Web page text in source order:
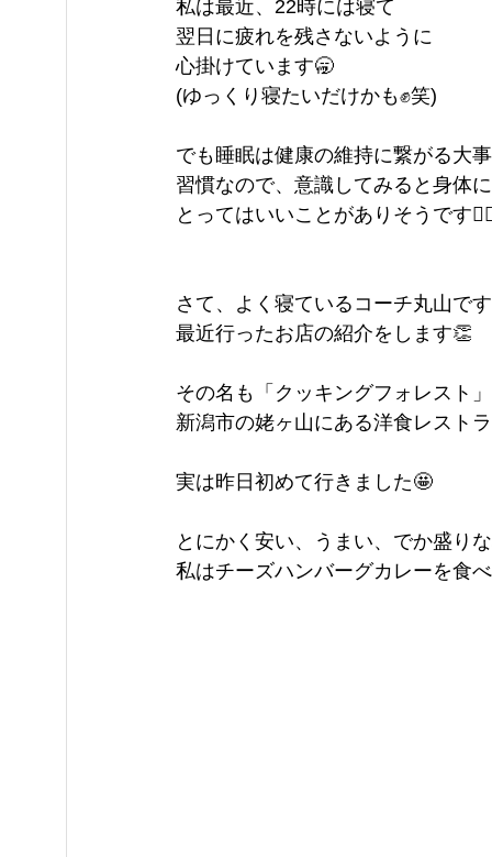
私は最近、22時には寝て
翌日に疲れを残さないように
心掛けています🥱
(ゆっくり寝たいだけかも✊笑)
でも睡眠は健康の維持に繋がる大
習慣なので、意識してみると身体に
とってはいいことがありそうです
さて、よく寝ているコーチ丸山です
最近行ったお店の紹介をします👏
その名も「クッキングフォレスト
新潟市の姥ヶ山にある洋食レストラ
実は昨日初めて行きました🤩
とにかく安い、うまい、でか盛り
私はチーズハンバーグカレーを食